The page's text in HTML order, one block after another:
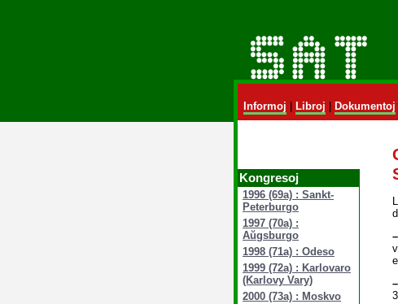
Informoj Libroj Dokumentoj
Kongresoj
1996 (69a) : Sankt-
Peterburgo
1997 (70a) :
Aŭgsburgo
1998 (71a) : Odeso
1999 (72a) : Karlovaro
(Karlovy Vary)
2000 (73a) : Moskvo
–
–